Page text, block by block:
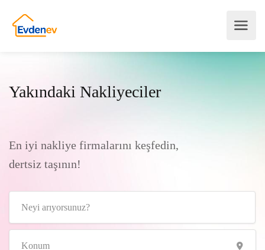
Yakındaki Nakliyeciler
En iyi nakliye firmalarını keşfedin,
dertsiz taşının!